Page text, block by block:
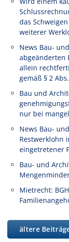
das
weiterer
News Bau-
abgeänderten
allein
gemäß § 2
Bau und
nur bei
News Bau-
Restwerklohn
eingetretener
Bau- und
Mietrecht:
ältere